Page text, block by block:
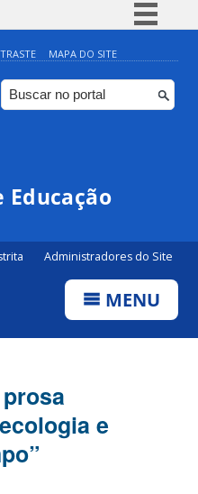
Simplifique!
Comunica BR
Participe
Canais
MAPA DO SITE
Administradores do Site
MENU
e